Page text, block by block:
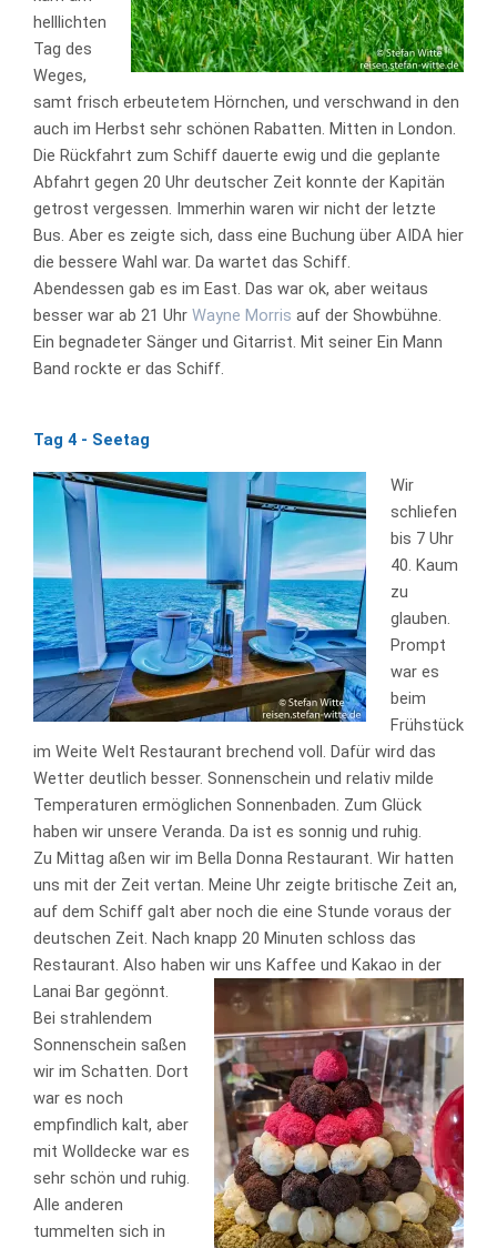
helllichten
Tag des
Weges,
samt frisch erbeutetem Hörnchen, und verschwand in den
auch im Herbst sehr schönen Rabatten. Mitten in London.
Die Rückfahrt zum Schiff dauerte ewig und die geplante
Abfahrt gegen 20 Uhr deutscher Zeit konnte der Kapitän
getrost vergessen. Immerhin waren wir nicht der letzte
Bus. Aber es zeigte sich, dass eine Buchung über AIDA hier
die bessere Wahl war. Da wartet das Schiff.
Abendessen gab es im East. Das war ok, aber weitaus
besser war ab 21 Uhr Wayne Morris auf der Showbühne.
Ein begnadeter Sänger und Gitarrist. Mit seiner Ein Mann
Band rockte er das Schiff.
Tag 4 - Seetag
Wir
schliefen
bis 7 Uhr
40. Kaum
zu
glauben.
Prompt
war es
beim
Frühstück
im Weite Welt Restaurant brechend voll. Dafür wird das
Wetter deutlich besser. Sonnenschein und relativ milde
Temperaturen ermöglichen Sonnenbaden. Zum Glück
haben wir unsere Veranda. Da ist es sonnig und ruhig.
Zu Mittag aßen wir im Bella Donna Restaurant. Wir hatten
uns mit der Zeit vertan. Meine Uhr zeigte britische Zeit an,
auf dem Schiff galt aber noch die eine Stunde voraus der
deutschen Zeit. Nach knapp 20 Minuten schloss das
Restaurant. Also haben wir uns Kaffee und Kakao in der
Lanai Bar gegönnt.
Bei strahlendem
Sonnenschein saßen
wir im Schatten. Dort
war es noch
empfindlich kalt, aber
mit Wolldecke war es
sehr schön und ruhig.
Alle anderen
tummelten sich in